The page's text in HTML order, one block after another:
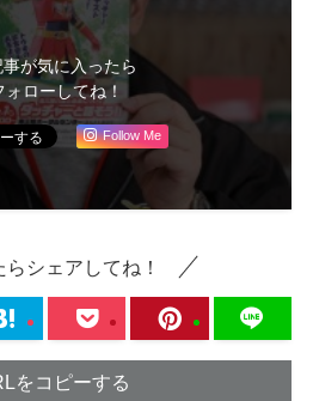
事が気に入ったら
ォローしてね！
Follow Me
らシェアしてね！
をコピーする